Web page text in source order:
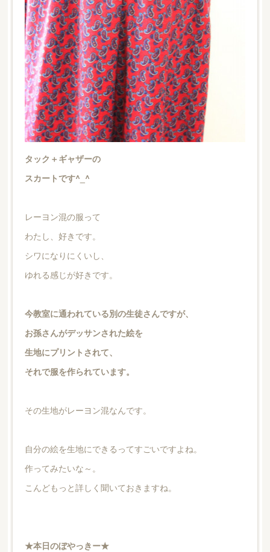
タック＋ギャザーの
スカートです^_^
レーヨン混の服って
わたし、好きです。
シワになりにくいし、
ゆれる感じが好きです。
今教室に通われている別の生徒さんですが、
お孫さんがデッサンされた絵を
生地にプリントされて、
それで服を作られています。
その生地がレーヨン混なんです。
自分の絵を生地にできるってすごいですよね。
作ってみたいな～。
こんどもっと詳しく聞いておきますね。
★本日のぼやっきー★